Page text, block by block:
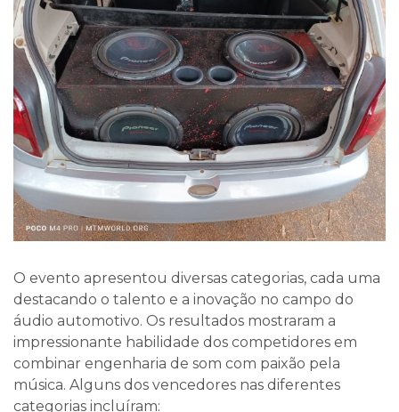
O evento apresentou diversas categorias, cada uma
destacando o talento e a inovação no campo do
áudio automotivo. Os resultados mostraram a
impressionante habilidade dos competidores em
combinar engenharia de som com paixão pela
música. Alguns dos vencedores nas diferentes
categorias incluíram: